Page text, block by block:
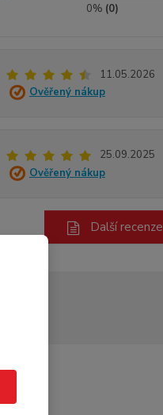
0% (0)
11.05.2026
Ověřený nákup
25.09.2025
Ověřený nákup
Další recenze